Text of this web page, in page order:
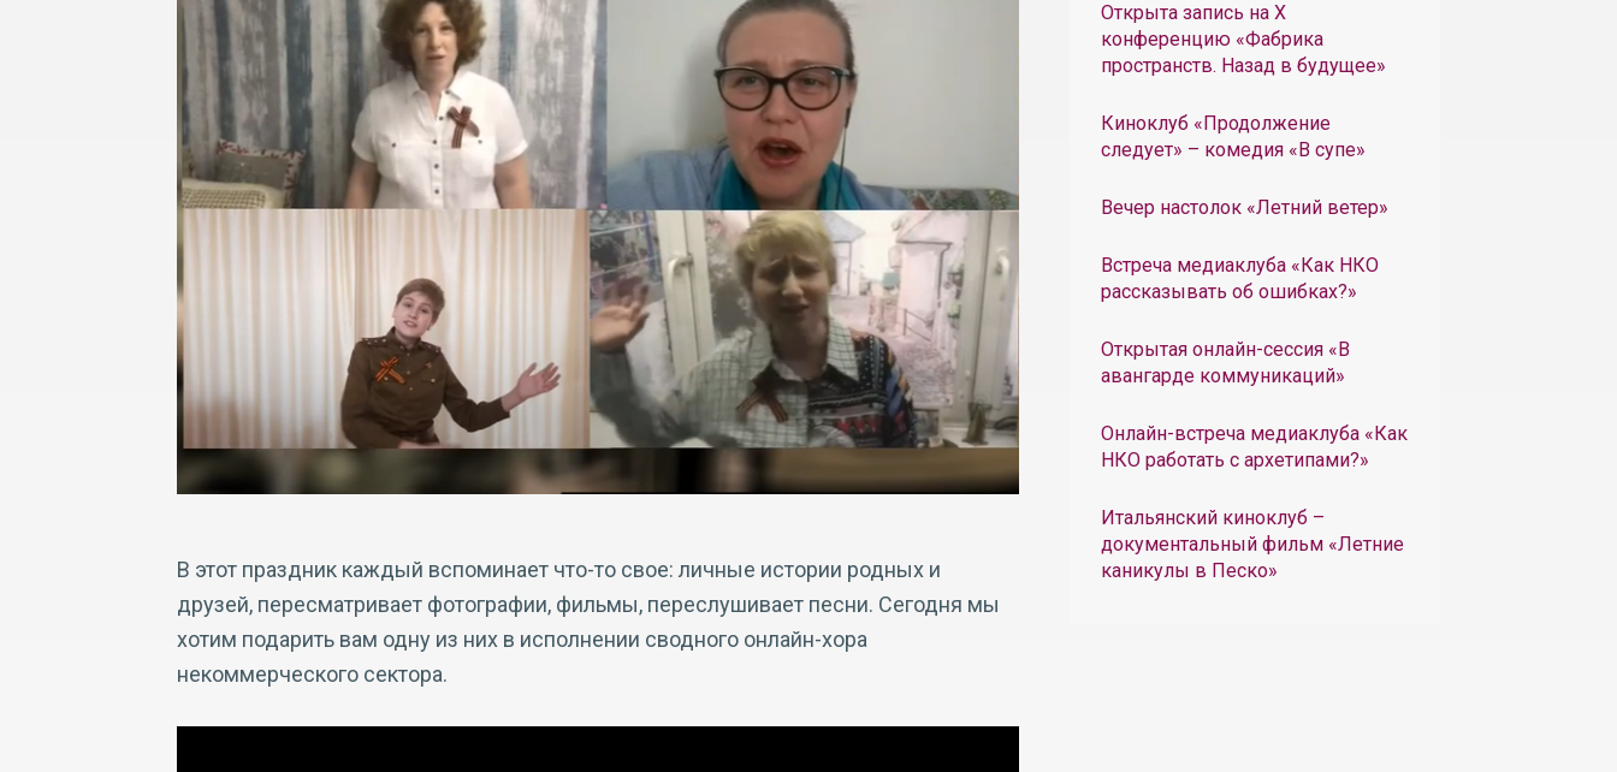
В этот праздник каждый вспоминает что-то свое: личные истории родных и
друзей, пересматривает фотографии, фильмы, переслушивает песни. Сегодня мы
хотим подарить вам одну из них в исполнении сводного онлайн-хора
некоммерческого сектора.
Открыта запись на X
конференцию «Фабрика
пространств. Назад в будущее»
Киноклуб «Продолжение
следует» – комедия «В супе»
Вечер настолок «Летний ветер»
Встреча медиаклуба «Как НКО
рассказывать об ошибках?»
Открытая онлайн-сессия «В
авангарде коммуникаций»
Онлайн-встреча медиаклуба «Как
НКО работать с архетипами?»
Итальянский киноклуб –
документальный фильм «Летние
каникулы в Песко»